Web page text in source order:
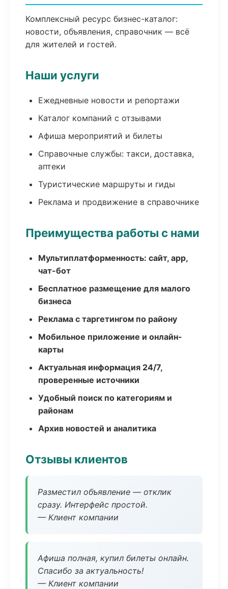
Комплексный ресурс бизнес-каталог:
новости, объявления, справочник — всё
для жителей и гостей.
Наши услуги
Ежедневные новости и репортажи
Каталог компаний с отзывами
Афиша мероприятий и билеты
Справочные службы: такси, доставка,
аптеки
Туристические маршруты и гиды
Реклама и продвижение в справочнике
Преимущества работы с нами
Мультиплатформенность: сайт, app,
чат-бот
Бесплатное размещение для малого
бизнеса
Реклама с таргетингом по району
Мобильное приложение и онлайн-
карты
Актуальная информация 24/7,
проверенные источники
Удобный поиск по категориям и
районам
Архив новостей и аналитика
Отзывы клиентов
Разместил объявление — отклик
сразу. Интерфейс простой.
— Клиент компании
Афиша полная, купил билеты онлайн.
Спасибо за актуальность!
— Клиент компании